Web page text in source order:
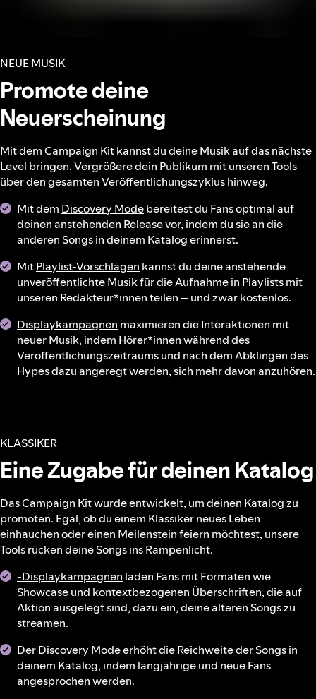
NEUE MUSIK
Promote deine
Neuerscheinung
Mit dem Campaign Kit kannst du deine Musik auf das nächste
Level bringen. Vergrößere dein Publikum mit unseren Tools
über den gesamten Veröffentlichungszyklus hinweg.
Mit dem Discovery Modebereitest du Fans optimal auf
deinen anstehenden Release vor, indem du sie an die
anderen Songs in deinem Katalog erinnerst.
MitPlaylist-Vorschlägen kannst du deine anstehende
unveröffentlichte Musik für die Aufnahme in Playlists mit
unseren Redakteur*innen teilen – und zwar kostenlos.
Displaykampagnen maximieren die Interaktionen mit
neuer Musik, indem Hörer*innen während des
Veröffentlichungszeitraums und nach dem Abklingen des
Hypes dazu angeregt werden, sich mehr davon anzuhören.
KLASSIKER
Eine Zugabe für deinen Katalog
Das Campaign Kit wurde entwickelt, um deinen Katalog zu
promoten. Egal, ob du einem Klassiker neues Leben
einhauchen oder einen Meilenstein feiern möchtest, unsere
Tools rücken deine Songs ins Rampenlicht.
-Displaykampagnen laden Fans mit Formaten wie
Showcase und kontextbezogenen Überschriften, die auf
Aktion ausgelegt sind, dazu ein, deine älteren Songs zu
streamen.
DerDiscovery Modeerhöht die Reichweite der Songs in
deinem Katalog, indem langjährige und neue Fans
angesprochen werden.